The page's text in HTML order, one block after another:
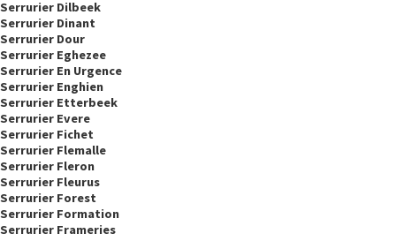
Serrurier Dilbeek
Serrurier Dinant
Serrurier Dour
Serrurier Eghezee
Serrurier En Urgence
Serrurier Enghien
Serrurier Etterbeek
Serrurier Evere
Serrurier Fichet
Serrurier Flemalle
Serrurier Fleron
Serrurier Fleurus
Serrurier Forest
Serrurier Formation
Serrurier Frameries